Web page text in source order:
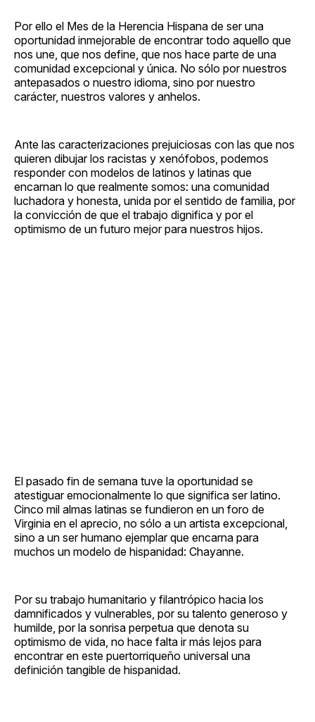
Por ello el Mes de la Herencia Hispana de ser una
oportunidad inmejorable de encontrar todo aquello que
nos une, que nos define, que nos hace parte de una
comunidad excepcional y única. No sólo por nuestros
antepasados o nuestro idioma, sino por nuestro
carácter, nuestros valores y anhelos.
Ante las caracterizaciones prejuiciosas con las que nos
quieren dibujar los racistas y xenófobos, podemos
responder con modelos de latinos y latinas que
encarnan lo que realmente somos: una comunidad
luchadora y honesta, unida por el sentido de familia, por
la convicción de que el trabajo dignifica y por el
optimismo de un futuro mejor para nuestros hijos.
El pasado fin de semana tuve la oportunidad se
atestiguar emocionalmente lo que significa ser latino.
Cinco mil almas latinas se fundieron en un foro de
Virginia en el aprecio, no sólo a un artista excepcional,
sino a un ser humano ejemplar que encarna para
muchos un modelo de hispanidad: Chayanne.
Por su trabajo humanitario y filantrópico hacia los
damnificados y vulnerables, por su talento generoso y
humilde, por la sonrisa perpetua que denota su
optimismo de vida, no hace falta ir más lejos para
encontrar en este puertorriqueño universal una
definición tangible de hispanidad.